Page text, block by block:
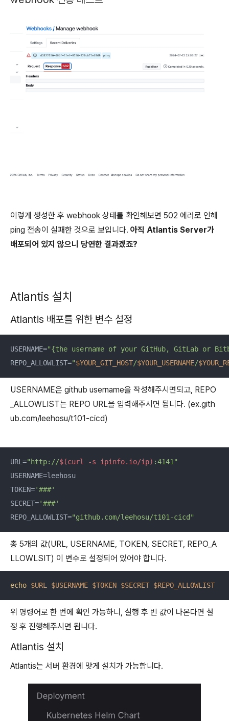
이렇게 생성한 후 webhook 상태를 확인해보면 502 에러로 인해
ping 전송이 실패한 것으로 보입니다. 아직 Atlantis Server가
배포되어 있지 않으니 당연한 결과겠죠?
Atlantis 설치
Atlantis 배포를 위한 변수 설정
USERNAME="{the username of your GitHub, GitLab or
REPO_ALLOWLIST="$YOUR_GIT_HOST/$YOUR_USERNAME/
USERNAME은 github username을 작성해주시면되고, REPO
_ALLOWLIST는 REPO URL을 입력해주시면 됩니다. (ex.gith
ub.com/leehosu/t101-cicd)
URL="http://$(curl -s ipinfo.io/ip) :4141"
USERNAME=leehosu
TOKEN='###'
SECRET='###'
REPO_ALLOWLIST="github.com/leehosu/t101-cicd"
총 5개의 값(URL, USERNAME, TOKEN, SECRET, REPO_A
LLOWLSIT) 이 변수로 설정되어 있어야 합니다.
echo $URL $USERNAME $TOKEN $SECRET $REPO_ALLOWLIST
위 명령어로 한 번에 확인 가능하니, 실행 후 빈 값이 나온다면 설
정 후 진행해주시면 됩니다.
Atlantis 설치
Atlantis는 서버 환경에 맞게 설치가 가능합니다.